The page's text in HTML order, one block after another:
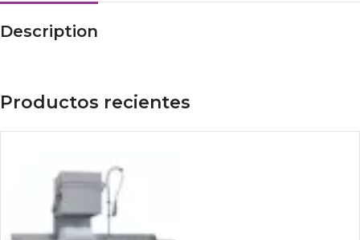
Description
Productos recientes